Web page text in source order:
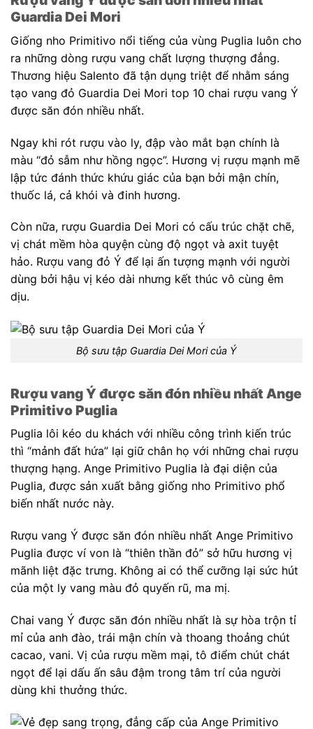
Guardia Dei Mori
Giống nho Primitivo nổi tiếng của vùng Puglia luôn cho
ra những dòng rượu vang chất lượng thượng đẳng.
Thương hiệu Salento đã tận dụng triệt để nhằm sáng
tạo vang đỏ Guardia Dei Mori top 10 chai rượu vang Ý
được săn đón nhiều nhất.
Ngay khi rót rượu vào ly, đập vào mắt bạn chính là
màu “đỏ sẫm như hồng ngọc”. Hương vị rượu mạnh mẽ
lập tức đánh thức khứu giác của bạn bởi mận chín,
thuốc lá, cả khói và đinh hương.
Còn nữa, rượu Guardia Dei Mori có cấu trúc chặt chẽ,
vị chát mềm hòa quyện cùng độ ngọt và axit tuyệt
hảo. Rượu vang đỏ Ý để lại ấn tượng mạnh với người
dùng bởi hậu vị kéo dài nhưng kết thúc vô cùng êm
dịu.
Bộ sưu tập Guardia Dei Mori của Ý
Rượu vang Ý được săn đón nhiều nhất Ange
Primitivo Puglia
Puglia lôi kéo du khách với nhiều công trình kiến trúc
thì “mảnh đất hứa” lại giữ chân họ với những chai rượu
thượng hạng. Ange Primitivo Puglia là đại diện của
Puglia, được sản xuất bằng giống nho Primitivo phổ
biến nhất nước này.
Rượu vang Ý được săn đón nhiều nhất Ange Primitivo
Puglia được ví von là “thiên thần đỏ” sở hữu hương vị
mãnh liệt đặc trưng. Không ai có thể cưỡng lại sức hút
của một ly vang màu đỏ quyến rũ, ma mị.
Chai vang Ý được săn đón nhiều nhất là sự hòa trộn tỉ
mỉ của anh đào, trái mận chín và thoang thoảng chút
cacao, vani. Vị của rượu mềm mại, tô điểm chút chát
ngọt để lại dấu ấn sâu đậm trong tâm trí của người
dùng khi thưởng thức.